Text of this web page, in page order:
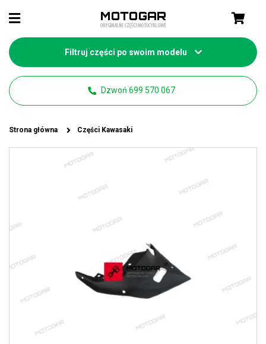
Filtruj części po swoim modelu
Dzwoń 699 570 067
Strona główna Części Kawasaki